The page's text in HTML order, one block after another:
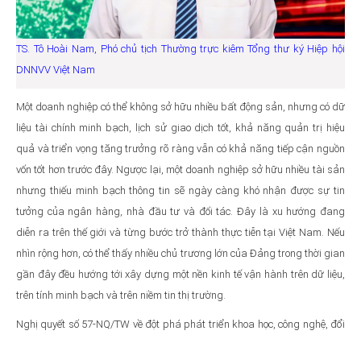
TS. Tô Hoài Nam, Phó chủ tịch Thường trực kiêm Tổng thư ký Hiệp hội
DNNVV Việt Nam
Một doanh nghiệp có thể không sở hữu nhiều bất động sản, nhưng có dữ
liệu tài chính minh bạch, lịch sử giao dịch tốt, khả năng quản trị hiệu
quả và triển vọng tăng trưởng rõ ràng vẫn có khả năng tiếp cận nguồn
vốn tốt hơn trước đây. Ngược lại, một doanh nghiệp sở hữu nhiều tài sản
nhưng thiếu minh bạch thông tin sẽ ngày càng khó nhận được sự tin
tưởng của ngân hàng, nhà đầu tư và đối tác. Đây là xu hướng đang
diễn ra trên thế giới và từng bước trở thành thực tiễn tại Việt Nam. Nếu
nhìn rộng hơn, có thể thấy nhiều chủ trương lớn của Đảng trong thời gian
gần đây đều hướng tới xây dựng một nền kinh tế vận hành trên dữ liệu,
trên tính minh bạch và trên niềm tin thị trường.
Nghị quyết số 57-NQ/TW về đột phá phát triển khoa học, công nghệ, đổi